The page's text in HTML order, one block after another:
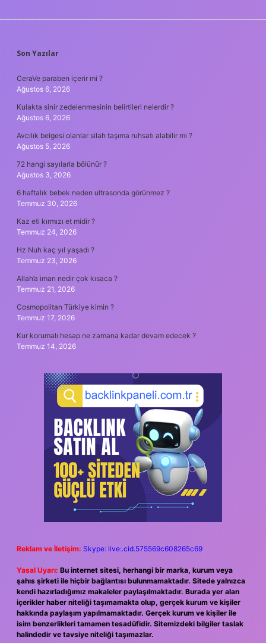
SIDEBAR
Son Yazılar
CeraVe paraben içerir mi ?
Ağustos 6, 2026
Kulakta sinir zedelenmesinin belirtileri nelerdir ?
Ağustos 6, 2026
Avcılık belgesi olanlar silah taşıma ruhsatı alabilir mi ?
Ağustos 5, 2026
72 hangi sayılarla bölünür ?
Ağustos 3, 2026
6 haftalık bebek neden ultrasonda görünmez ?
Temmuz 30, 2026
Kaz eti kırmızı et midir ?
Temmuz 24, 2026
Hz Nuh kaç yıl yaşadı ?
Temmuz 23, 2026
Allah’a iman nedir çok kısaca ?
Temmuz 21, 2026
Cosmopolitan Türkiye kimin ?
Temmuz 17, 2026
Kur korumalı hesap ne zamana kadar devam edecek ?
Temmuz 14, 2026
Reklam ve İletişim: Skype: live:.cid.575569c608265c69
Yasal Uyarı: Bu internet sitesi, herhangi bir marka, kurum veya
şahıs şirketi ile hiçbir bağlantısı bulunmamaktadır. Sitede yalnızca
kendi hazırladığımız makaleler paylaşılmaktadır. Burada yer alan
içerikler haber niteliği taşımamakta olup, gerçek kurum ve kişiler
hakkında paylaşım yapılmamaktadır. Gerçek kurum ve kişiler ile
isim benzerlikleri tamamen tesadüfidir. Sitemizdeki bilgiler taslak
halindedir ve tavsiye niteliği taşımazlar.